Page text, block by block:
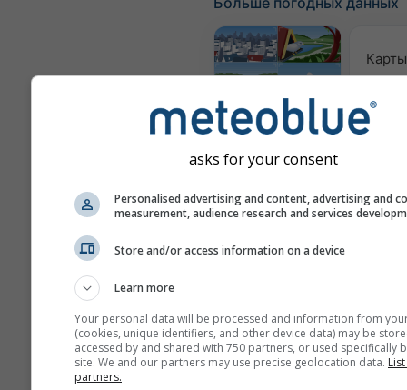
Веб-камеры
asks for your consent
Personalised advertising and content, advertising and
measurement, audience research and services
Store and/or access information on a device
Learn more
Your personal data will be processed and information from
(cookies, unique identifiers, and other device data) may be
accessed by and shared with 750 partners, or used specifically
site. We and our partners may use precise geolocation data.
partners.